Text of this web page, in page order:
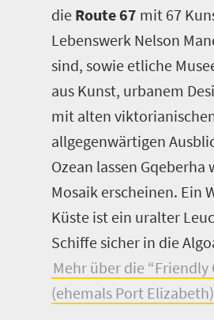
die Route 67 mit 67
Lebenswerk Nelson
sind, sowie etliche
aus Kunst, urbanem
mit alten
allgegenwärtigen
Ozean lassen Gqeberha
Mosaik erscheinen. Ein
Küste ist ein uralter
Schiffe sicher in die
Mehr über die “Friendly
(ehemals Port